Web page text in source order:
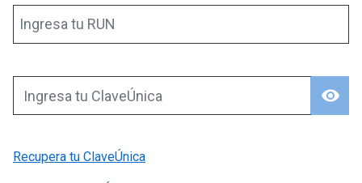
Ingresa tu RUN
visibility
Ingresa tu ClaveÚnica
Recupera tu ClaveÚnica